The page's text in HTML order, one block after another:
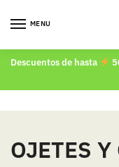
MENU
Descuentos de hasta
OJETES